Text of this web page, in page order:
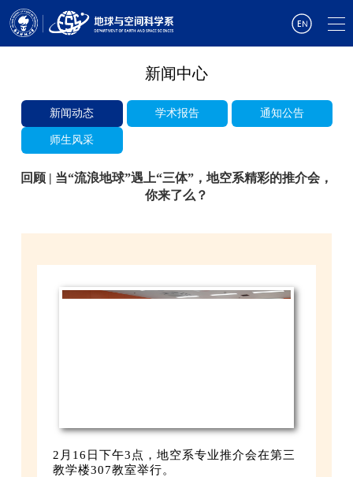
新闻中心
新闻动态 学术报告 通知公告
师生风采
回顾 | 当“流浪地球”遇上“三体”，地空系精彩的推介会，
你来了么？
2月16日下午3点，地空系专业推介会在第三
教学楼307教室举行。